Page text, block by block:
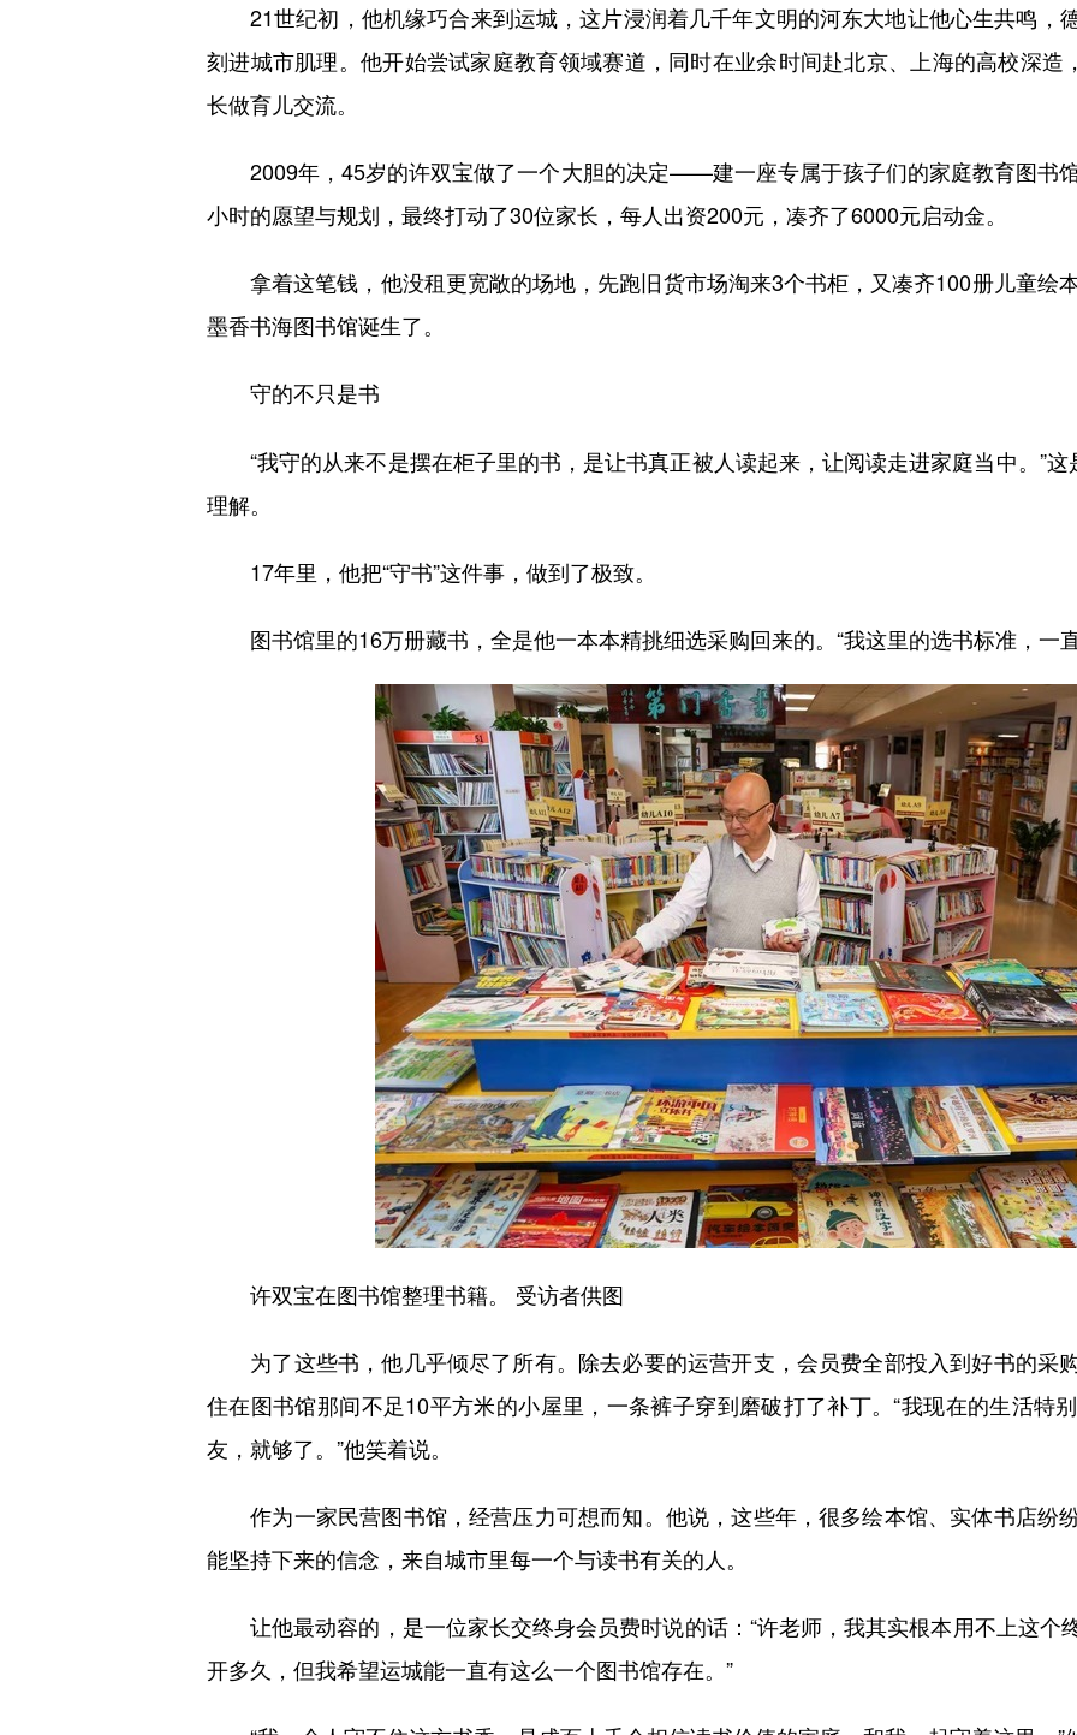
21世纪初，他机缘巧合来到运城，这片浸润着几千年文明的河东大地让他心生共鸣，
刻进城市肌理。他开始尝试家庭教育领域赛道，同时在业余时间赴北京、上海的高校深造
长做育儿交流。
2009年，45岁的许双宝做了一个大胆的决定——建一座专属于孩子们的家庭教育图书
小时的愿望与规划，最终打动了30位家长，每人出资200元，凑齐了6000元启动金。
拿着这笔钱，他没租更宽敞的场地，先跑旧货市场淘来3个书柜，又凑齐100册儿童绘
墨香书海图书馆诞生了。
守的不只是书
“我守的从来不是摆在柜子里的书，是让书真正被人读起来，让阅读走进家庭当中。”这
理解。
17年里，他把“守书”这件事，做到了极致。
图书馆里的16万册藏书，全是他一本本精挑细选采购回来的。“我这里的选书标准，一
许双宝在图书馆整理书籍。 受访者供图
为了这些书，他几乎倾尽了所有。除去必要的运营开支，会员费全部投入到好书的采
住在图书馆那间不足10平方米的小屋里，一条裤子穿到磨破打了补丁。“我现在的生活特
友，就够了。”他笑着说。
作为一家民营图书馆，经营压力可想而知。他说，这些年，很多绘本馆、实体书店纷
能坚持下来的信念，来自城市里每一个与读书有关的人。
让他最动容的，是一位家长交终身会员费时说的话：“许老师，我其实根本用不上这个
开多久，但我希望运城能一直有这么一个图书馆存在。”